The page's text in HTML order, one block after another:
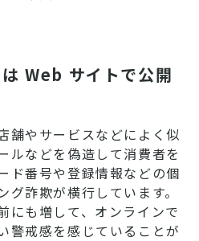
Web サイトで公開
舗やサービスなどによく似
ルなどを偽造して消費者を
ド番号や登録情報などの個
詐欺が横行しています。
にも増して、オンラインで
警戒感を感じていることが